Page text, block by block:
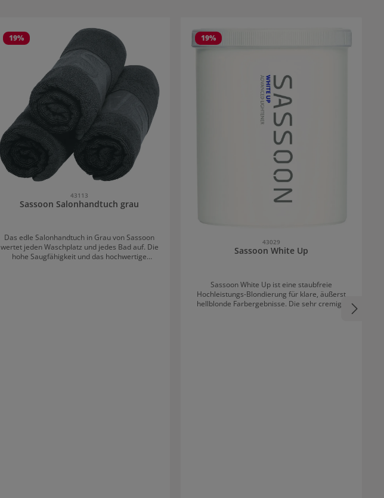
19%
43113
Sassoon Salonhandtuch grau
Das edle Salonhandtuch in Grau von Sassoon
wertet jeden Waschplatz und jedes Bad auf. Die
hohe Saugfähigkeit und das hochwertige
19%
43029
Sassoon White Up
Sassoon White Up ist eine staubfreie
Hochleistungs-Blondierung für klare, äußerst
hellblonde Farbergebnisse. Die sehr cremige